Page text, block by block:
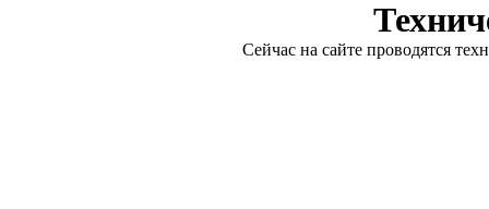
Сейчас на сайте проводятся